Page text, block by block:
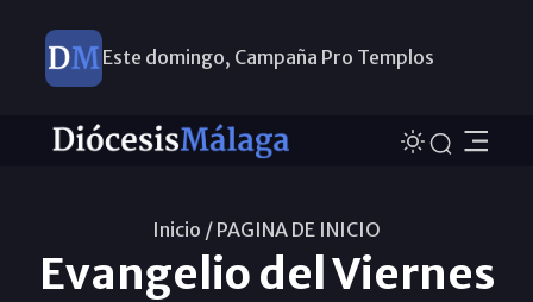
Este domingo, Campaña Pro Templos
Inicio / PAGINA DE INICIO
Evangelio del Viernes